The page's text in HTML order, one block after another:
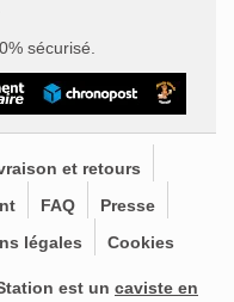
sécurisé.
et retours
FAQ
Presse
légales Cookies
est un caviste en